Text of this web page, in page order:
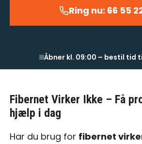
Ring nu: 66 55
Åbner kl. 09:00 – bestil tid
Fibernet Virker Ikke – Få
hjælp i dag
Har du brug for fibernet